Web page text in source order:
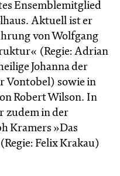
Ensemblemitglied
Aktuell ist er
von Wolfgang
(Regie: Adrian
Johanna der
Vontobel) sowie in
Robert Wilson. In
zudem in der
Kramers »Das
Felix Krakau)